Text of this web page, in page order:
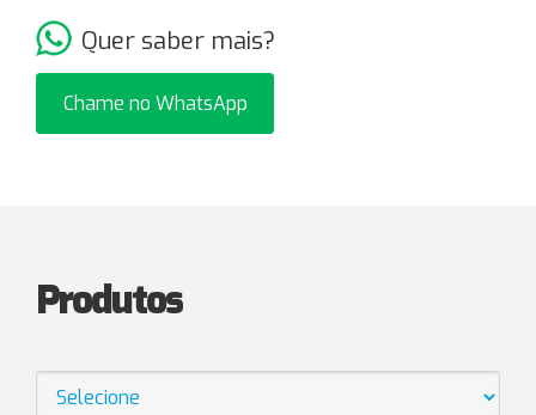
Quer saber mais?
Chame no WhatsApp
Produtos